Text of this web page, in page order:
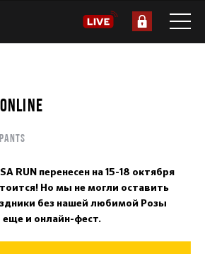
RUN перенесен на 15-18 октября
Но мы не могли оставить
без нашей любимой Розы
и онлайн-фест.